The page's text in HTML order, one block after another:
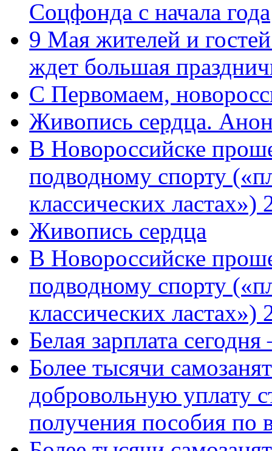
Соцфонда с начала года
9 Мая жителей и
ждет большая
C Первомаем,
Живопись сердца.
В Новороссийске
подводному спорту
классических
Живопись сердца
В Новороссийске
подводному спорту
классических ластах»)
Белая зарплата
Более тысячи
добровольную уплату
получения пособия по